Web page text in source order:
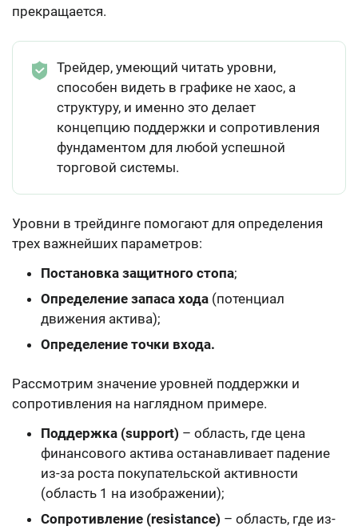
прекращается.
Трейдер, умеющий читать уровни,
способен видеть в графике не хаос, а
структуру, и именно это делает
концепцию поддержки и сопротивления
фундаментом для любой успешной
торговой системы.
Уровни в трейдинге помогают для определения
трех важнейших параметров:
Постановка защитного стопа;
Определение запаса хода (потенциал
движения актива);
Определение точки входа.
Рассмотрим значение уровней поддержки и
сопротивления на наглядном примере.
Поддержка (support) – область, где цена
финансового актива останавливает падение
из-за роста покупательской активности
(область 1 на изображении);
Сопротивление (resistance) – область, где из-